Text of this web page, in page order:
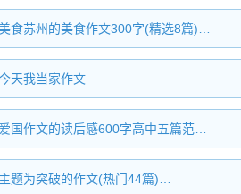
食苏州的美食作文300字(精选8篇)…
天我当家作文
爱国作文的读后感600字高中五篇范…
主题为突破的作文(热门44篇)…